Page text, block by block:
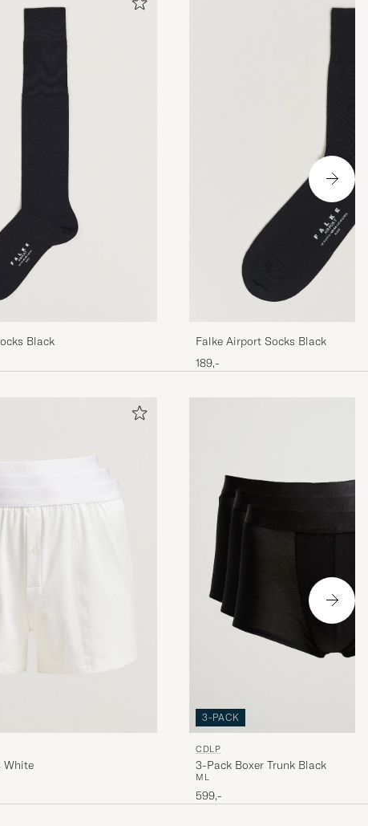
Black
Falke Airport Socks Black
189,-
White
3-PACK
CDLP
3-Pack Boxer Trunk Black
M L
599,-